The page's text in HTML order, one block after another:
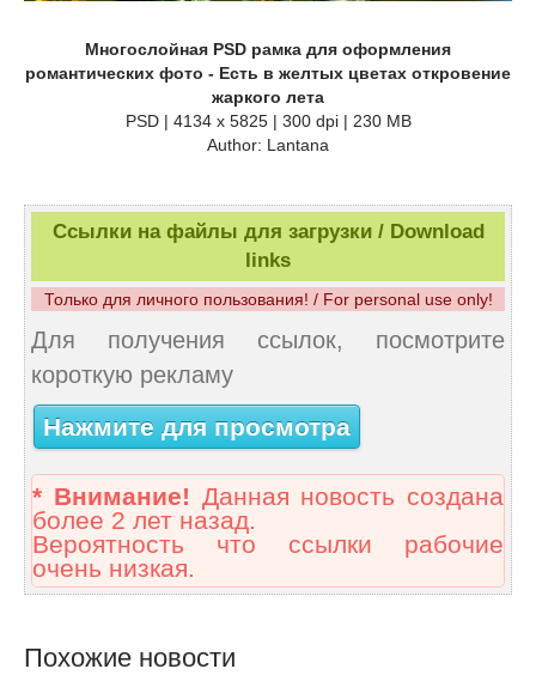
Многослойная PSD рамка для оформления
романтических фото - Есть в желтых цветах откровение
жаркого лета
PSD | 4134 x 5825 | 300 dpi | 230 MB
Author: Lantana
Ссылки на файлы для загрузки / Download
links
Только для личного пользования! / For personal use only!
Для получения ссылок, посмотрите
короткую рекламу
Нажмите для просмотра
* Внимание! Данная новость создана
более 2 лет назад.
Вероятность что ссылки рабочие
очень низкая.
Похожие новости